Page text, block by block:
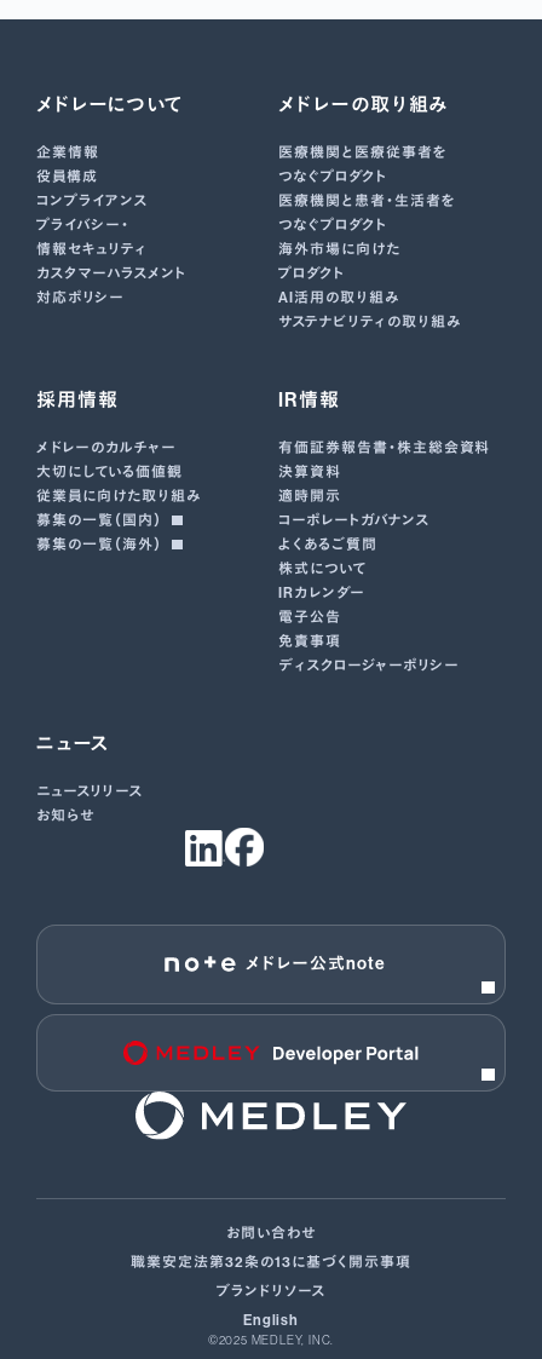
メドレーについて
企業情報
役員構成
コンプライアンス
プライバシー・
情報セキュリティ
カスタマーハラスメント
対応ポリシー
メドレーの取り組み
医療機関と医療従事者を
つなぐプロダクト
医療機関と患者・生活者を
つなぐプロダクト
海外市場に向けた
プロダクト
AI活用の取り組み
サステナビリティの取り組み
採用情報
メドレーのカルチャー
大切にしている価値観
従業員に向けた取り組み
募集の一覧（国内）
募集の一覧（海外）
IR情報
有価証券報告書･株主総会資料
決算資料
適時開示
コーポレートガバナンス
よくあるご質問
株式について
IRカレンダー
電子公告
免責事項
ディスクロージャーポリシー
ニュース
ニュースリリース
お知らせ
メドレー公式note
©2025 MEDLEY, INC.
お問い合わせ
職業安定法第32条の13に基づく開示事項
ブランドリソース
English